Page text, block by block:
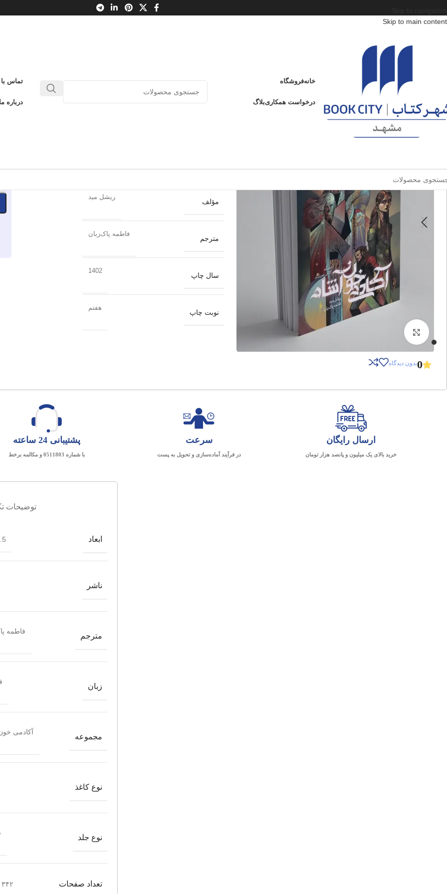
Skip to main content
خانهفروشگاه
درخواست همکاریبلاگ
تماس با
درباره ما
محصولات / کتاب جوان
0بدون دیدگاه
آکادمی خون‌آشام 1
مؤلف
ریشل مید
مترجم
فاطمه پاک‌زبان
سال چاپ
1402
نوبت چاپ
هفتم
ارسال رایگان
خرید بالای یک میلیون و پانصد هزار تومان
سرعت
در فرآیند آماده‌سازی و تحویل به پست
پشتیبانی 24 ساعته
با شماره 0511803 و مکالمه برخط
توضیحات
ابعاد
ناشر
مترجم
فاطمه
زبان
مجموعه
آکادمی
نوع کاغذ
نوع جلد
تعداد صفحات ۳۴۲ صفحه